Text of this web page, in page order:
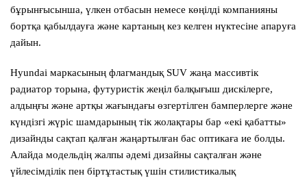
бұрынғысынша, үлкен отбасын немесе көңілді компанияны
бортқа қабылдауға және картаның кез келген нүктесіне апаруға
дайын.
Hyundai маркасының флагмандық SUV жаңа массивтік
радиатор торына, футуристік жеңіл балқығыш дискілерге,
алдыңғы және артқы жағындағы өзгертілген бамперлерге және
күндізгі жүріс шамдарының тік жолақтары бар «екі қабатты»
дизайнды сақтап қалған жаңартылған бас оптикаға ие болды.
Алайда модельдің жалпы әдемі дизайны сақталған және
үйлесімділік пен біртұтастық үшін стилистикалық